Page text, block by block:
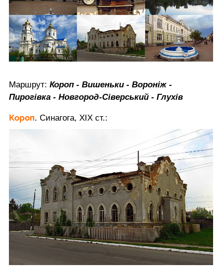
Маршрут: Короп - Вишеньки - Вороніж -
Пирогівка - Новгород-Сіверський - Глухів
Короп. Синагога, ХІХ ст.: